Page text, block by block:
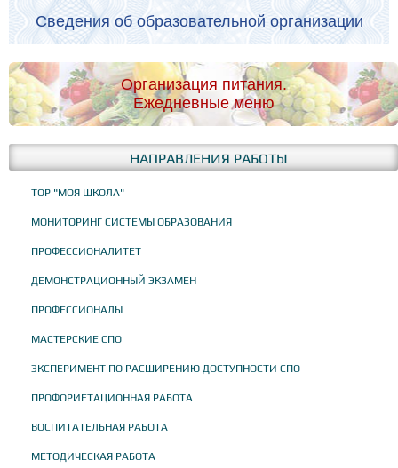
Сведения об образовательной организации
Организация питания.
Ежедневные меню
НАПРАВЛЕНИЯ РАБОТЫ
ТОР "МОЯ ШКОЛА"
МОНИТОРИНГ СИСТЕМЫ ОБРАЗОВАНИЯ
ПРОФЕССИОНАЛИТЕТ
ДЕМОНСТРАЦИОННЫЙ ЭКЗАМЕН
ПРОФЕССИОНАЛЫ
МАСТЕРСКИЕ СПО
ЭКСПЕРИМЕНТ ПО РАСШИРЕНИЮ ДОСТУПНОСТИ СПО
ПРОФОРИЕТАЦИОННАЯ РАБОТА
ВОСПИТАТЕЛЬНАЯ РАБОТА
МЕТОДИЧЕСКАЯ РАБОТА